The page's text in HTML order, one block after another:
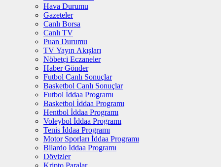
Hava Durumu
Gazeteler
Canlı Borsa
Canlı TV
Puan Durumu
TV Yayın Akışları
Nöbetçi Eczaneler
Haber Gönder
Futbol Canlı Sonuçlar
Basketbol Canlı Sonuçlar
Futbol İddaa Programı
Basketbol İddaa Programı
Hentbol İddaa Programı
Voleybol İddaa Programı
Tenis İddaa Programı
Motor Sporları İddaa Programı
Bilardo İddaa Programı
Dövizler
Kripto Paralar